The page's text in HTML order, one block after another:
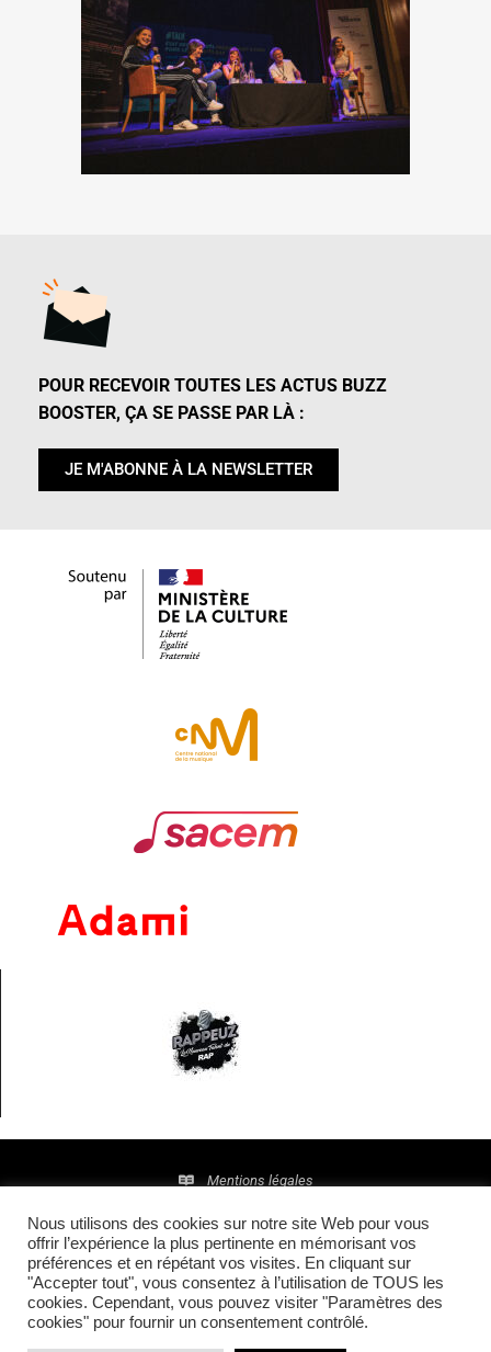
POUR RECEVOIR TOUTES LES ACTUS BUZZ
BOOSTER, ÇA SE PASSE PAR LÀ :
JE M'ABONNE À LA NEWSLETTER
Mentions légales
Politique de confidentialité
© 2016 • Site maintenu et mis à jour parTI(E)GER
COMMUNICATION
Nous utilisons des cookies sur notre site Web pour vous
offrir l’expérience la plus pertinente en mémorisant vos
préférences et en répétant vos visites. En cliquant sur
"Accepter tout", vous consentez à l’utilisation de TOUS les
cookies. Cependant, vous pouvez visiter "Paramètres des
cookies" pour fournir un consentement contrôlé.